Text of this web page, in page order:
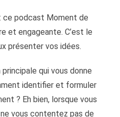
ce podcast Moment de
et engageante. C’est le
présenter vos idées.
qui vous donne
identifier et formuler
? Eh bien, lorsque vous
vous contentez pas de